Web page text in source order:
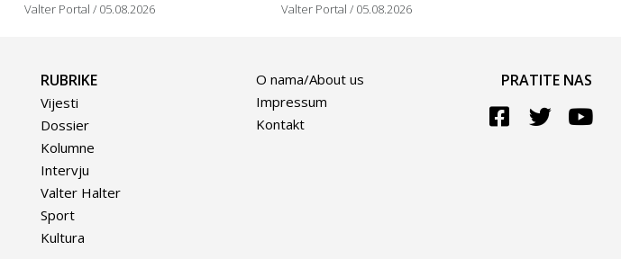
Valter Portal 05.08.2026 Valter Portal 05.08.2026
RUBRIKE
Vijesti
Dossier
Kolumne
Intervju
Valter Halter
Sport
Kultura
O nama/About us
Impressum
Kontakt
PRATITE NAS